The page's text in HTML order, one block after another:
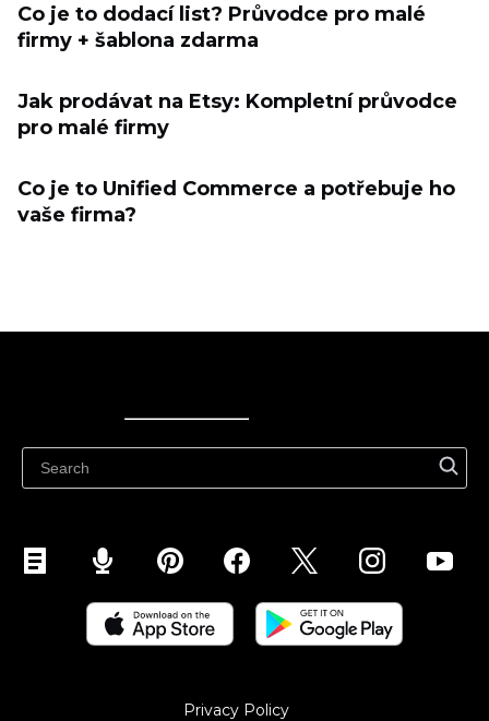
Co je to dodací list? Průvodce pro malé
firmy + šablona zdarma
Jak prodávat na Etsy: Kompletní průvodce
pro malé firmy
Co je to Unified Commerce a potřebuje ho
vaše firma?
Privacy Policy